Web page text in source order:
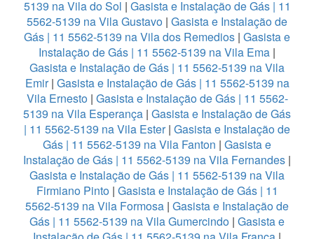
5139 na Vila do Sol | Gasista e Instalação de Gás | 11
5562-5139 na Vila Gustavo | Gasista e Instalação de
Gás | 11 5562-5139 na Vila dos Remedios | Gasista e
Instalação de Gás | 11 5562-5139 na Vila Ema |
Gasista e Instalação de Gás | 11 5562-5139 na Vila
Emir| Gasista e Instalação de Gás | 11 5562-5139 na
Vila Ernesto| Gasista e Instalação de Gás | 11 5562-
5139 na Vila Esperança | Gasista e Instalação de Gás
| 11 5562-5139 na Vila Ester| Gasista e Instalação de
Gás | 11 5562-5139 na Vila Fanton | Gasista e
Instalação de Gás | 11 5562-5139 na Vila Fernandes |
Gasista e Instalação de Gás | 11 5562-5139 na Vila
Firmiano Pinto| Gasista e Instalação de Gás | 11
5562-5139 na Vila Formosa | Gasista e Instalação de
Gás | 11 5562-5139 na Vila Gumercindo | Gasista e